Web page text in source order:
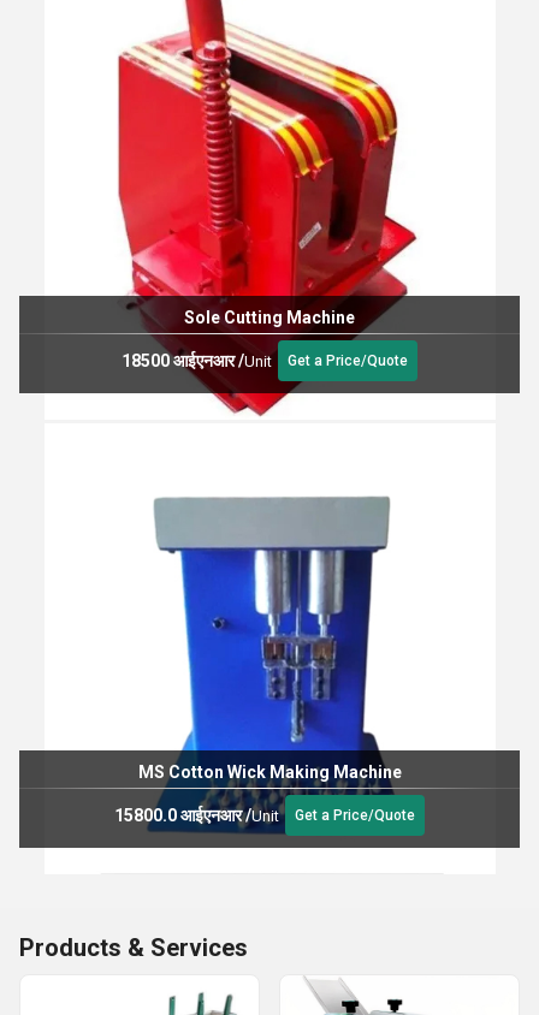
Sole Cutting Machine
18500 आईएनआर/Unit Get a Price/Quote
MS Cotton Wick Making Machine
15800.0 आईएनआर/Unit Get a Price/Quote
Products & Services